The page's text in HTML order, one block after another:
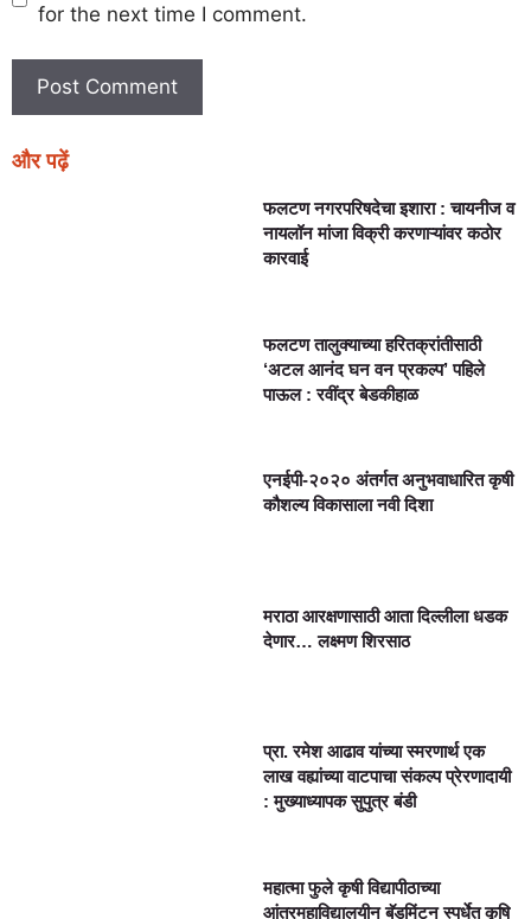
for the next time I comment.
और पढ़ें
फलटण नगरपरिषदेचा इशारा : चायनीज व
नायलॉन मांजा विक्री करणाऱ्यांवर कठोर
कारवाई
फलटण तालुक्याच्या हरितक्रांतीसाठी
‘अटल आनंद घन वन प्रकल्प’ पहिले
पाऊल : रवींद्र बेडकीहाळ
एनईपी-२०२० अंतर्गत अनुभवाधारित कृषी
कौशल्य विकासाला नवी दिशा
मराठा आरक्षणासाठी आता दिल्लीला धडक
देणार… लक्ष्मण शिरसाठ
प्रा. रमेश आढाव यांच्या स्मरणार्थ एक
लाख वह्यांच्या वाटपाचा संकल्प प्रेरणादायी
: मुख्याध्यापक सुपुत्र बंडी
महात्मा फुले कृषी विद्यापीठाच्या
आंतरमहाविद्यालयीन बॅडमिंटन स्पर्धेत कृषि